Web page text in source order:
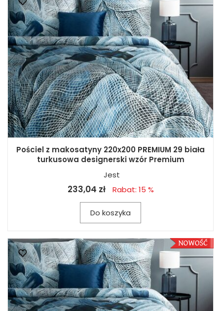
Pościel z makosatyny 220x200 PREMIUM 29 biała
turkusowa designerski wzór Premium
Jest
233,04 zł Rabat: 15 %
Do koszyka